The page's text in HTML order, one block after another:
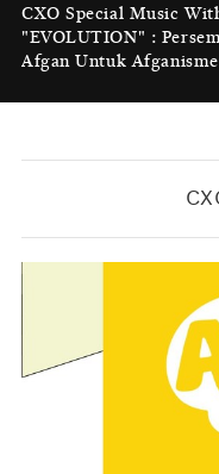
BY
CXO Special Music
"EVOLUTION" :
Afgan Untuk Afganisme